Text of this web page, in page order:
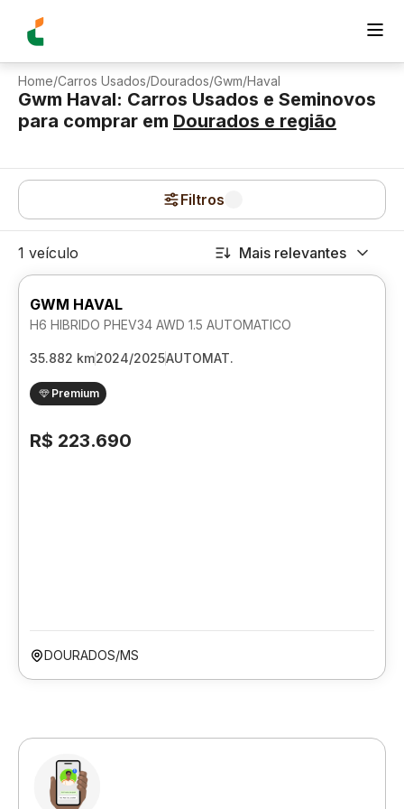
Home/Carros Usados/Dourados/Gwm/Haval
Gwm Haval: Carros Usados e Seminovos
para comprar em Dourados e região
Filtros
1 veículo Mais relevantes
GWM HAVAL
H6 HIBRIDO PHEV34 AWD 1.5 AUTOMATICO
35.882 km2024/2025AUTOMAT.
Premium
R$ 223.690
DOURADOS/MS